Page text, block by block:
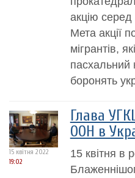
акцію серед
Мета акції
мігрантів,
пасхальний
боронять
15 квітня 2022
19:02
Глава
ООН в
15 квітня в